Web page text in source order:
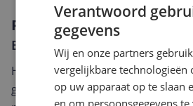
Reviews
Er zijn nog geen reviews
Heb jij dit product in bezit en wil je
geven? Start dan hieronder met
Verantwoord
gegevens
Wij en onze partners
vergelijkbare
op uw apparaat op te slaan
en om persoonsgegevens